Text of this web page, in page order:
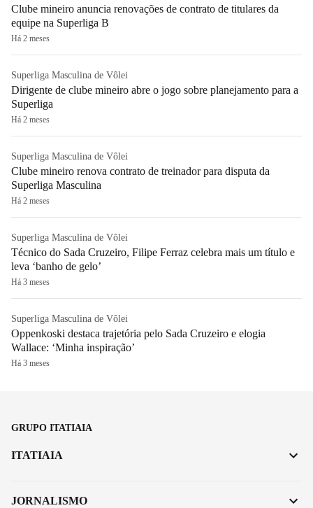
Clube mineiro anuncia renovações de contrato de titulares da
equipe na Superliga B
Há 2 meses
Superliga Masculina de Vôlei
Dirigente de clube mineiro abre o jogo sobre planejamento para a
Superliga
Há 2 meses
Superliga Masculina de Vôlei
Clube mineiro renova contrato de treinador para disputa da
Superliga Masculina
Há 2 meses
Superliga Masculina de Vôlei
Técnico do Sada Cruzeiro, Filipe Ferraz celebra mais um título e
leva ‘banho de gelo’
Há 3 meses
Superliga Masculina de Vôlei
Oppenkoski destaca trajetória pelo Sada Cruzeiro e elogia
Wallace: ‘Minha inspiração’
Há 3 meses
GRUPO ITATIAIA
ITATIAIA
JORNALISMO